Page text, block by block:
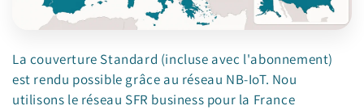
La couverture Standard (incluse avec l'abonnement)
est rendu possible grâce au réseau NB-IoT. Nou
utilisons le réseau SFR business pour la France